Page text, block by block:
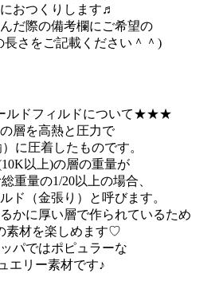
おつくりします♬
だ際の備考欄にご希望の
長さをご記載ください＾＾)
ドフィルドについて★★★
層を高熱と圧力で
に圧着したものです。
以上)の層の重量が
重量の1/20以上の場合、
ド（金張り）と呼びます。
かに厚い層で作られているため
素材を楽しめます♡
パではポピュラーな
エリー素材です♪